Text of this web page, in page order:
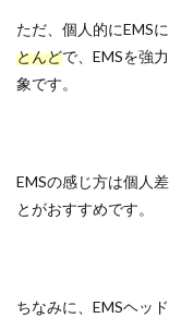
ただ、個人的にEMSに
とんどで、EMSを強
象です。
EMSの感じ方は個人
とがおすすめです。
ちなみに、EMSヘッ